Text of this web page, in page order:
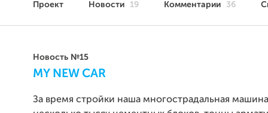
Проект Новости 19 Комментарии 36
Новость №15
MY NEW CAR
За время стройки наша многострадальная